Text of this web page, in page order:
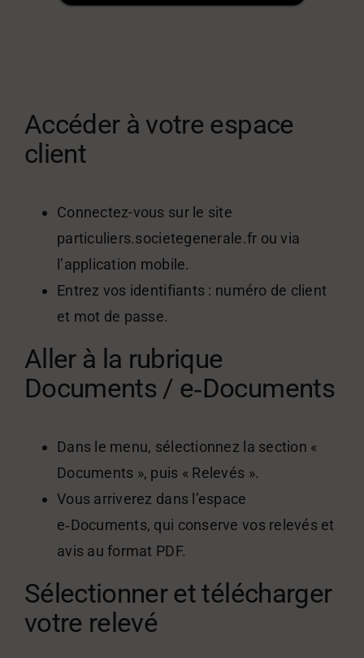
Accéder à votre espace
client
Connectez-vous sur le site
particuliers.societegenerale.fr ou via
l’application mobile.
Entrez vos identifiants : numéro de client
et mot de passe.
Aller à la rubrique
Documents / e‑Documents
Dans le menu, sélectionnez la section «
Documents », puis « Relevés ».
Vous arriverez dans l’espace
e‑Documents, qui conserve vos relevés et
avis au format PDF.
Sélectionner et télécharger
votre relevé